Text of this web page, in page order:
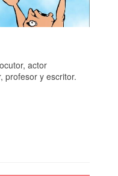
actor
profesor y escritor.